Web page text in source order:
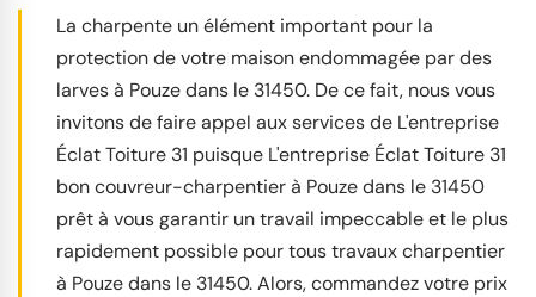
La charpente un élément important pour la
protection de votre maison endommagée par des
larves à Pouze dans le 31450. De ce fait, nous vous
invitons de faire appel aux services de L'entreprise
Éclat Toiture 31 puisque L'entreprise Éclat Toiture 31
bon couvreur-charpentier à Pouze dans le 31450
prêt à vous garantir un travail impeccable et le plus
rapidement possible pour tous travaux charpentier
à Pouze dans le 31450. Alors, commandez votre prix